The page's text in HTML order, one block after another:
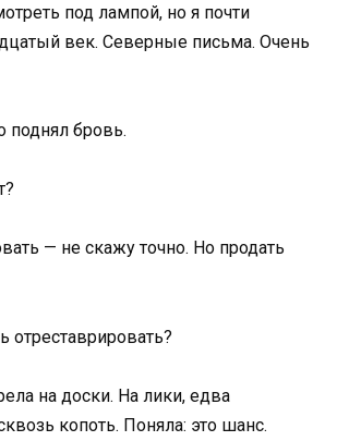
под лампой, но я почти
век. Северные письма. Очень
поднял бровь.
— не скажу точно. Но продать
на доски. На лики, едва
копоть. Поняла: это шанс.